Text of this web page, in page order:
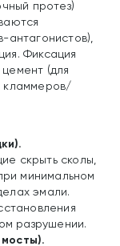
протез)
антагонистов),
Фиксация
(для
кламмеров/
скрыть сколы,
минимальном
эмали.
разрушении.